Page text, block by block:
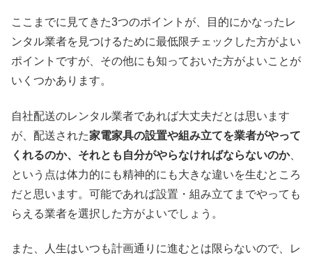
ここまでに見てきた3つのポイントが、目的にかなったレ
ンタル業者を見つけるために最低限チェックした方がよい
ポイントですが、その他にも知っておいた方がよいことが
いくつかあります。
自社配送のレンタル業者であれば大丈夫だとは思います
が、配送された家電家具の設置や組み立てを業者がやって
くれるのか、それとも自分がやらなければならないのか、
という点は体力的にも精神的にも大きな違いを生むところ
だと思います。可能であれば設置・組み立てまでやっても
らえる業者を選択した方がよいでしょう。
また、人生はいつも計画通りに進むとは限らないので、レ